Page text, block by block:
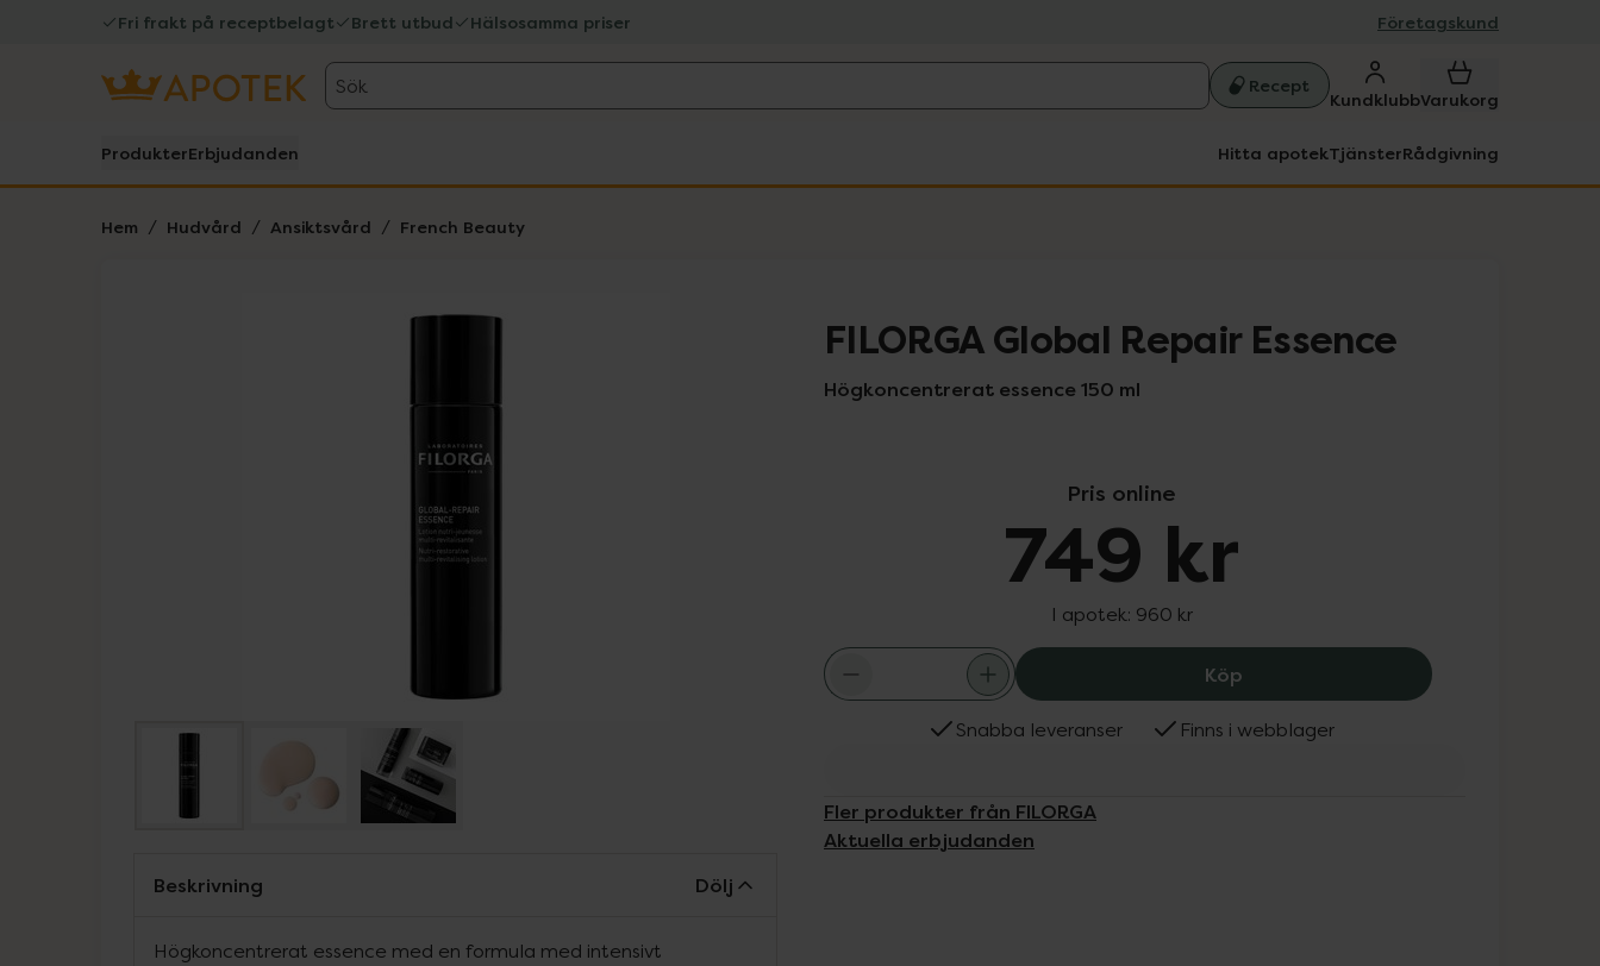
Fri frakt på receptbelagt Brett utbud Hälsosamma priser Företagskund
Sök Recept
KundklubbVarukorg
ProdukterErbjudanden Hitta apotekTjänsterRådgivning
Hem Hudvård Ansiktsvård French Beauty
FILORGA Global Repair Essence
Högkoncentrerat essence 150 ml
Pris online
749 kr
I apotek: 960 kr
Köp FILORGA Global Repair Essence, 749
Snabba leveranser Finns i webblager
Fler produkter från FILORGA
Aktuella erbjudanden
Beskrivning
Dölj
Högkoncentrerat essence med en formula med intensivt